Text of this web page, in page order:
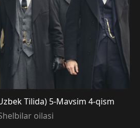
Tilida) 5-Mavsim 4-qism
oilasi